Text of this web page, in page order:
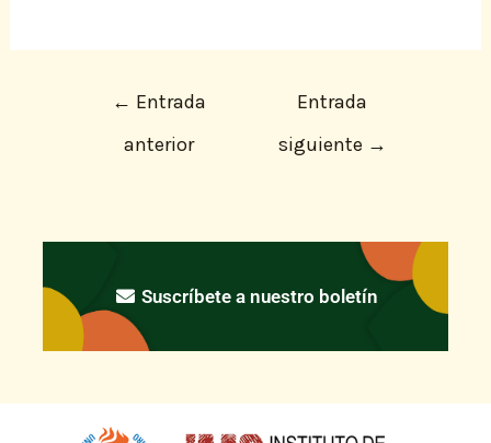
← Entrada
anterior
Entrada
siguiente →
Suscríbete a nuestro boletín